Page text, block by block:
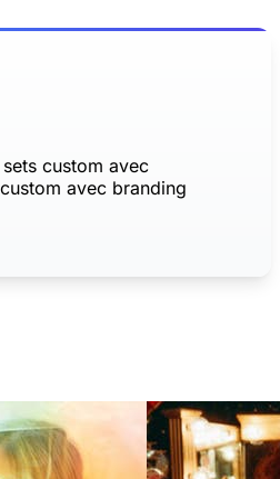
custom avec
avec branding